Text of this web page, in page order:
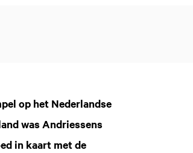
op het Nederlandse
was Andriessens
in kaart met de